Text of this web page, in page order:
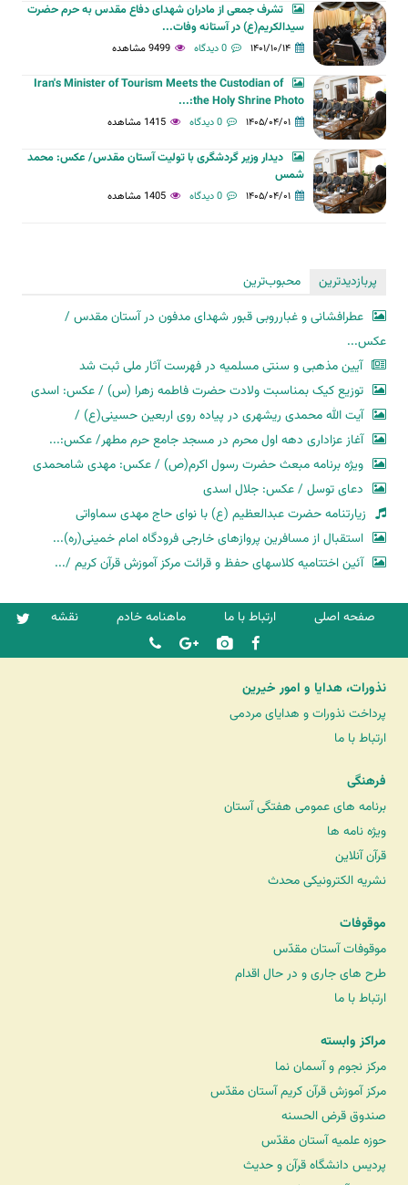
تشرف جمعی از مادران شهدای دفاع مقدس به حرم حضرت
سیدالکریم(ع) در آستانه وفات...
۱۴۰۱/۱۰/۱۴ 0 دیدگاه 9499 مشاهده
Iran's Minister of Tourism Meets the Custodian of
the Holy Shrine Photo:...
۱۴۰۵/۰۴/۰۱ 0 دیدگاه 1415 مشاهده
دیدار وزیر گردشگری با تولیت آستان مقدس/ عکس: محمد
شمس
۱۴۰۵/۰۴/۰۱ 0 دیدگاه 1405 مشاهده
پربازدیدترین
محبوب‌ترین
عطرافشانی و غبارروبی قبور شهدای مدفون در آستان مقدس /
عکس...
آیین مذهبی و سنتی مسلمیه در فهرست آثار ملی ثبت شد
توزیع کیک بمناسبت ولادت حضرت فاطمه زهرا (س) / عکس: اسدی
آیت الله محمدی ریشهری در پیاده روی اربعین حسینی(ع) /
آغاز عزاداری دهه اول محرم در مسجد جامع حرم مطهر/ عکس:...
ویژه برنامه مبعث حضرت رسول اکرم(ص) / عکس: مهدی شامحمدی
دعای توسل / عکس: جلال اسدی
زیارتنامه حضرت عبدالعظیم (ع) با نوای حاج مهدی سماواتی
استقبال از مسافرین پروازهای خارجی فرودگاه امام خمینی(ره)...
آئین اختتامیه کلاسهای حفظ و قرائت مرکز آموزش قرآن کریم /...
صفحه اصلی ارتباط با ما ماهنامه خادم نقشه
نذورات، هدایا و امور خیرین
پرداخت نذورات و هدایای مردمی
ارتباط با ما
فرهنگی
برنامه های عمومی هفتگی آستان
ویژه نامه ها
قرآن آنلاین
نشریه الکترونیکی محدث
موقوفات
موقوفات آستان مقدّس
طرح های جاری و در حال اقدام
ارتباط با ما
مراکز وابسته
مرکز نجوم و آسمان نما
مرکز آموزش قرآن کریم آستان مقدّس
صندوق قرض الحسنه
حوزه علمیه آستان مقدّس
پردیس دانشگاه قرآن و حدیث